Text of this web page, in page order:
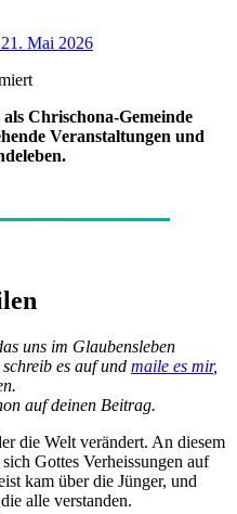
Mai 2026
Chrischona-Gemeinde
Veranstaltungen und
uns im Glaubensleben
es auf und maile es mir,
auf deinen Beitrag.
die Welt verändert. An diesem
Gottes Verheissungen auf
kam über die Jünger, und
alle verstanden.